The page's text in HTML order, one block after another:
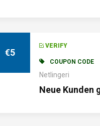
€5
VERIFY
COUPON CODE
Netlingeri
Neue Kunden